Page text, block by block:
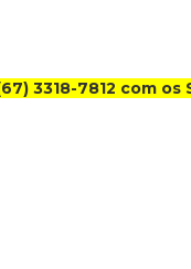
3318-7812 com os